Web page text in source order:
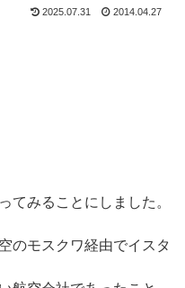
2025.07.31 2014.04.27
てみることにしました。
のモスクワ経由でイスタ